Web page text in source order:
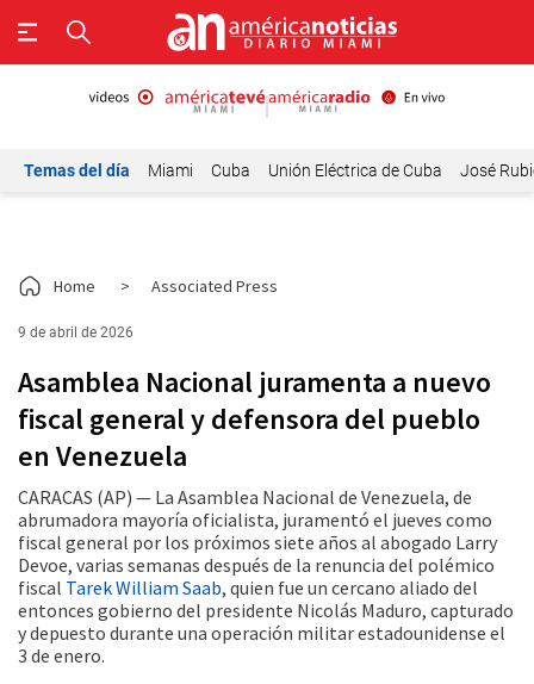
Temas del día Miami Cuba Unión Eléctrica de Cuba José
Home > Associated Press
9 de abril de 2026
Asamblea Nacional juramenta a nuevo
fiscal general y defensora del pueblo
en Venezuela
CARACAS (AP) — La Asamblea Nacional de Venezuela, de
abrumadora mayoría oficialista, juramentó el jueves como
fiscal general por los próximos siete años al abogado Larry
Devoe, varias semanas después de la renuncia del polémico
fiscal Tarek William Saab, quien fue un cercano aliado del
entonces gobierno del presidente Nicolás Maduro, capturado
y depuesto durante una operación militar estadounidense el
3 de enero.